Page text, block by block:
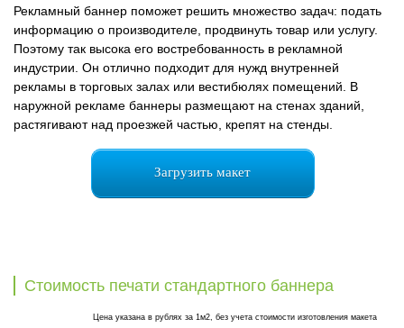
Рекламный баннер поможет решить множество задач: подать
информацию о производителе, продвинуть товар или услугу.
Поэтому так высока его востребованность в рекламной
индустрии. Он отлично подходит для нужд внутренней
рекламы в торговых залах или вестибюлях помещений. В
наружной рекламе баннеры размещают на стенах зданий,
растягивают над проезжей частью, крепят на стенды.
Загрузить макет
Стоимость печати стандартного баннера
Цена указана в рублях за 1м2, без учета стоимости изготовления макета